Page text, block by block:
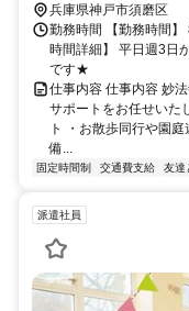
兵庫県神戸市須磨区
勤務時間 【勤務時間
時間詳細】 平日週3日
です★
仕事内容 仕事内容 妙
サポートをお任せいた
ト ・お散歩同行や園
備...
固定時間制 交通費支給 友達
派遣社員